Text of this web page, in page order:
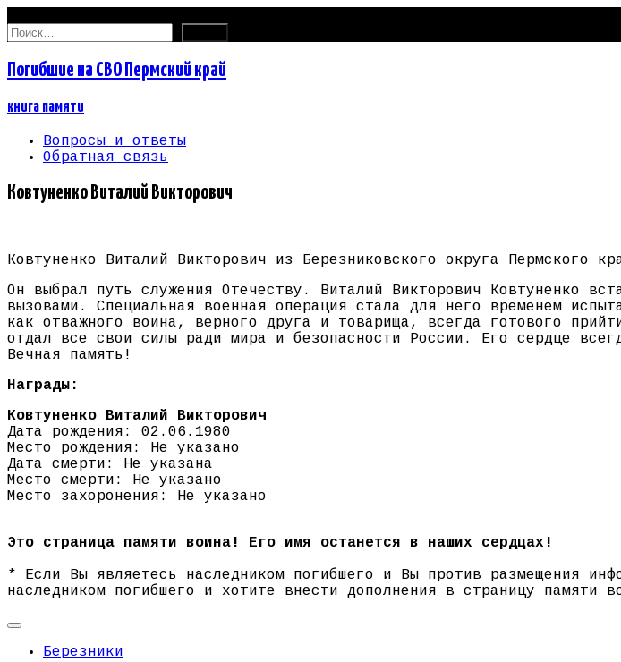
Найти:
Погибшие на СВО Пермский край
книга памяти
Вопросы и ответы
Обратная связь
Ковтуненко Виталий Викторович
Ковтуненко Виталий Викторович из Березниковского округа Пермского
Он выбрал путь служения Отечеству. Виталий Викторович Ковтуненко
вызовами. Специальная военная операция стала для него временем
как отважного воина, верного друга и товарища, всегда готового
отдал все свои силы ради мира и безопасности России. Его сердце
Вечная память!
Награды:
Ковтуненко Виталий Викторович
Дата рождения: 02.06.1980
Место рождения: Не указано
Дата смерти: Не указана
Место смерти: Не указано
Место захоронения: Не указано
Это страница памяти воина! Его имя останется в наших сердцах!
* Если Вы являетесь наследником погибшего и Вы против размещения
наследником погибшего и хотите внести дополнения в страницу памяти
Березники